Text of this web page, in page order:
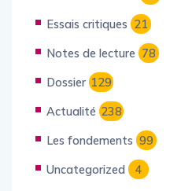
Essais critiques 21
Notes de lecture 78
Dossier 129
Actualité 238
Les fondements 99
Uncategorized
4